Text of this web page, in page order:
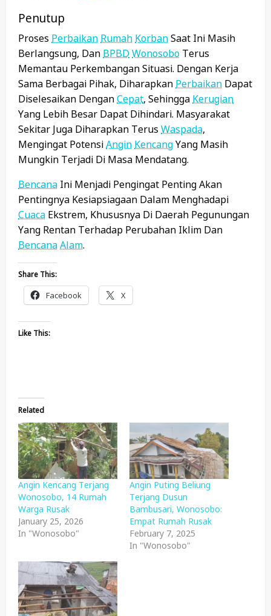
Penutup
Proses Perbaikan Rumah KorbanSaat Ini Masih
Berlangsung, Dan BPBD Wonosobo Terus
Memantau Perkembangan Situasi. Dengan Kerja
Sama Berbagai Pihak, Diharapkan Perbaikan Dapat
Diselesaikan DenganCepat, Sehingga Kerugian
Yang Lebih Besar Dapat Dihindari. Masyarakat
Sekitar Juga Diharapkan Terus Waspada,
Mengingat PotensiAngin KencangYang Masih
Mungkin Terjadi Di Masa Mendatang.
Bencana Ini Menjadi Pengingat Penting Akan
Pentingnya Kesiapsiagaan Dalam Menghadapi
Cuaca Ekstrem, Khususnya Di Daerah Pegunungan
Yang Rentan Terhadap Perubahan Iklim Dan
BencanaAlam.
Share This:
Facebook X
Like This:
Related
Angin Kencang Terjang
Wonosobo, 14 Rumah
Warga Rusak
January 25, 2026
In "Wonosobo"
Angin Puting Beliung
Terjang Dusun
Bambusari, Wonosobo:
Empat Rumah Rusak
February 7, 2025
In "Wonosobo"